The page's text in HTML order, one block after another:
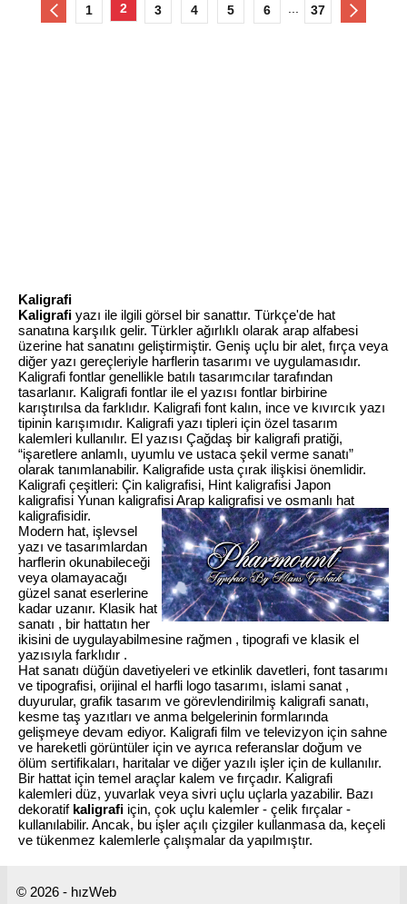
1 2 3 4 5 6 37
Kaligrafi
Kaligrafi yazı ile ilgili görsel bir sanattır. Türkçe'de hat
sanatına karşılık gelir. Türkler ağırlıklı olarak arap alfabesi
üzerine hat sanatını geliştirmiştir. Geniş uçlu bir alet, fırça veya
diğer yazı gereçleriyle harflerin tasarımı ve uygulamasıdır.
Kaligrafi fontlar genellikle batılı tasarımcılar tarafından
tasarlanır. Kaligrafi fontlar ile el yazısı fontlar birbirine
karıştırılsa da farklıdır. Kaligrafi font kalın, ince ve kıvırcık yazı
tipinin karışımıdır. Kaligrafi yazı tipleri için özel tasarım
kalemleri kullanılır. El yazısı Çağdaş bir kaligrafi pratiği,
“işaretlere anlamlı, uyumlu ve ustaca şekil verme sanatı”
olarak tanımlanabilir. Kaligrafide usta çırak ilişkisi önemlidir.
Kaligrafi çeşitleri: Çin kaligrafisi, Hint kaligrafisi Japon
kaligrafisi Yunan kaligrafisi Arap kaligrafisi ve osmanlı hat
kaligrafisidir.
Modern hat, işlevsel
yazı ve tasarımlardan
harflerin okunabileceği
veya olamayacağı
güzel sanat eserlerine
kadar uzanır. Klasik hat
sanatı , bir hattatın her
ikisini de uygulayabilmesine rağmen , tipografi ve klasik el
yazısıyla farklıdır .
Hat sanatı düğün davetiyeleri ve etkinlik davetleri, font tasarımı
ve tipografisi, orijinal el harfli logo tasarımı, islami sanat ,
duyurular, grafik tasarım ve görevlendirilmiş kaligrafi sanatı,
kesme taş yazıtları ve anma belgelerinin formlarında
gelişmeye devam ediyor. Kaligrafi film ve televizyon için sahne
ve hareketli görüntüler için ve ayrıca referanslar doğum ve
ölüm sertifikaları, haritalar ve diğer yazılı işler için de kullanılır.
Bir hattat için temel araçlar kalem ve fırçadır. Kaligrafi
kalemleri düz, yuvarlak veya sivri uçlu uçlarla yazabilir. Bazı
dekoratif kaligrafi için, çok uçlu kalemler - çelik fırçalar -
kullanılabilir. Ancak, bu işler açılı çizgiler kullanmasa da, keçeli
ve tükenmez kalemlerle çalışmalar da yapılmıştır.
© 2026 - hızWeb